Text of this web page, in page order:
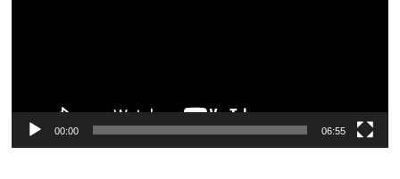
00:00 06:55